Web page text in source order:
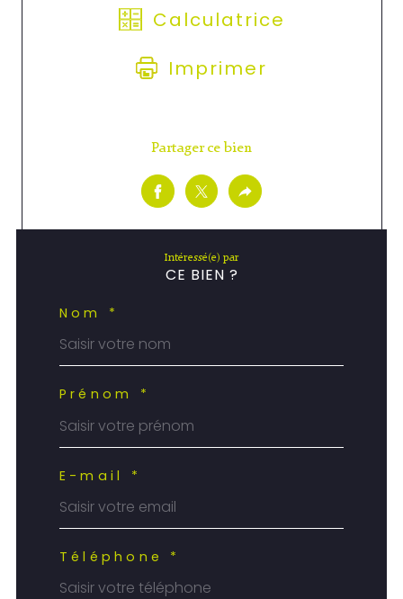
Calculatrice
Imprimer
Partager ce bien
Intéressé(e) par
CE BIEN ?
Nom *
Prénom *
E-mail *
Téléphone *